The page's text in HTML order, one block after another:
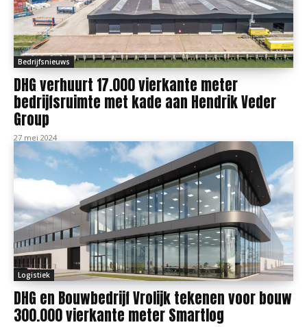
Bedrijfsnieuws
DHG verhuurt 17.000 vierkante meter
bedrijfsruimte met kade aan Hendrik Veder
Group
27 mei 2024
Logistiek
DHG en Bouwbedrijf Vrolijk tekenen voor bouw
300.000 vierkante meter Smartlog